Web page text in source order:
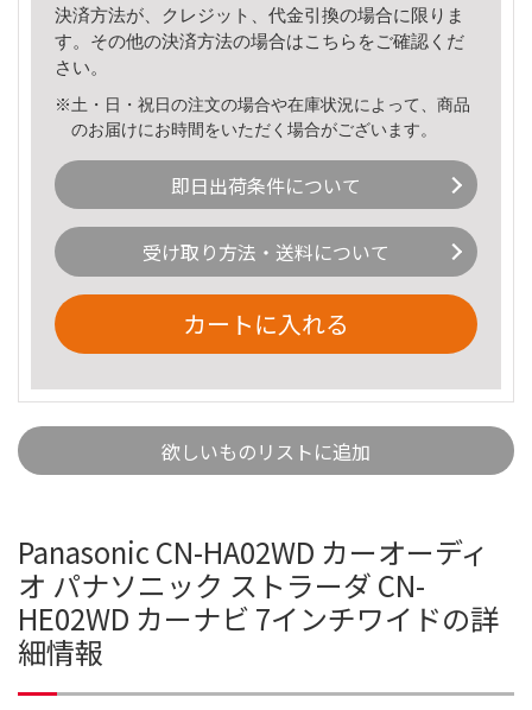
決済方法が、クレジット、代金引換の場合に限りま
す。その他の決済方法の場合はこちら をご確認くだ
さい。
※土・日・祝日の注文の場合や在庫状況によって、商品
のお届けにお時間をいただく場合がございます。
即日出荷条件について
受け取り方法・送料について
カートに入れる
欲しいものリストに追加
Panasonic CN-HA02WD カーオーディ
オ パナソニック ストラーダ CN-
HE02WD カーナビ 7インチワイドの詳
細情報